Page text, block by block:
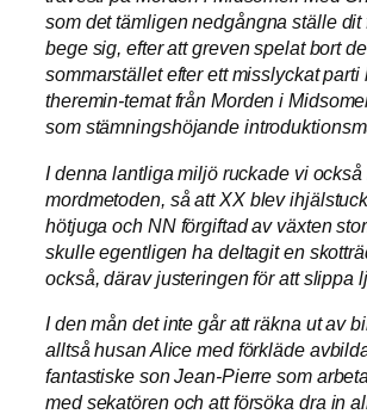
som det tämligen nedgångna ställe dit
bege sig, efter att greven spelat bort
sommarstället efter ett misslyckat parti
theremin-temat från Morden i
som stämningshöjande
I denna lantliga miljö ruckade vi också
mordmetoden, så att XX blev
hötjuga och NN förgiftad av växten
skulle egentligen ha deltagit en
också, därav justeringen för att slippa
I den mån det inte går att räkna ut av
alltså husan Alice med förkläde
fantastiske son Jean-Pierre som
med sekatören och att försöka dra in